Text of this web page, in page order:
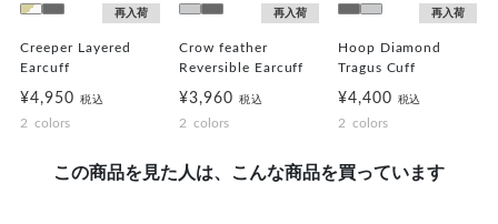
再入荷
Creeper Layered
Earcuff
¥4,950税込
2 colors
再入荷
Crow feather
Reversible Earcuff
¥3,960 税込
2 colors
再入荷
Hoop Diamond
Tragus Cuff
¥4,400 税込
2 colors
この商品を見た人は、こんな商品を買っています